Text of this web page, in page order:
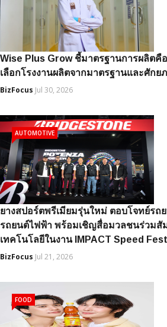
Wise Plus Grow ชี้มาตรฐานการผลิตคื
เลือกโรงงานผลิตจากมาตรฐานและศัก
BizFocus Jul 30, 2026
ยางสปอร์ตพรีเมียมรุ่นใหม่ ตอบโจทย์รถ
รถยนต์ไฟฟ้า พร้อมเชิญสื่อมวลชนร่วมสั
เทคโนโลยีในงาน IMPACT Speed Fest
BizFocus Jul 21, 2026
AUTOMOTIVE
FOOD